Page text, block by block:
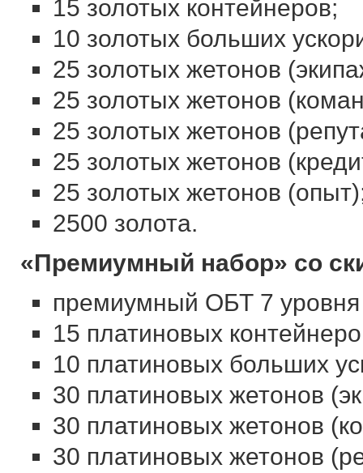
15 золотых контейнеров;
10 золотых больших
25 золотых жетонов
25 золотых жетонов
25 золотых жетонов
25 золотых жетонов
25 золотых жетонов
2500 золота.
«Премиумный набор» со
премиумный ОБТ 7
15 платиновых
10 платиновых больших
30 платиновых жетонов
30 платиновых жетонов
30 платиновых жетонов